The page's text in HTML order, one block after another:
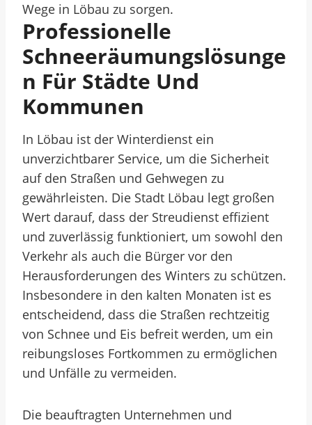
Wege in Löbau zu sorgen.
Professionelle
Schneeräumungslösunge
N Für Städte Und
Kommunen
In Löbau ist der Winterdienst ein
unverzichtbarer Service, um die Sicherheit
auf den Straßen und Gehwegen zu
gewährleisten. Die Stadt Löbau legt großen
Wert darauf, dass der Streudienst effizient
und zuverlässig funktioniert, um sowohl den
Verkehr als auch die Bürger vor den
Herausforderungen des Winters zu schützen.
Insbesondere in den kalten Monaten ist es
entscheidend, dass die Straßen rechtzeitig
von Schnee und Eis befreit werden, um ein
reibungsloses Fortkommen zu ermöglichen
und Unfälle zu vermeiden.
Die beauftragten Unternehmen und